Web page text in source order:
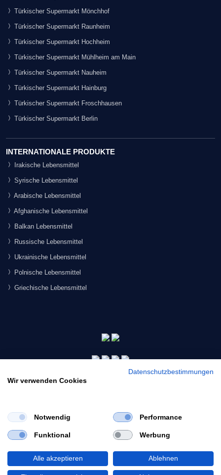
Would you like to view our site in English?
Switch to English
Türkischer Supermarkt Mönchhof
Türkischer Supermarkt Raunheim
Türkischer Supermarkt Hochheim
Türkischer Supermarkt Mühlheim am Main
Türkischer Supermarkt Nauheim
Türkischer Supermarkt Hainburg
Türkischer Supermarkt Froschhausen
Türkischer Supermarkt Berlin
INTERNATIONALE PRODUKTE
Irakische Lebensmittel
Syrische Lebensmittel
Arabische Lebensmittel
Afghanische Lebensmittel
Balkan Lebensmittel
Russische Lebensmittel
Ukrainische Lebensmittel
Polnische Lebensmittel
Griechische Lebensmittel
© 2026 Morgenmarkt.de GmbH. Alle Rechte vorbehalten.
Datenschutzbestimmungen
Wir verwenden Cookies
Notwendig Performance
Funktional Werbung
Alle akzeptieren Ablehnen